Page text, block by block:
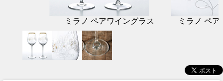
ミラノ ペアワイングラス ミラノ ペ